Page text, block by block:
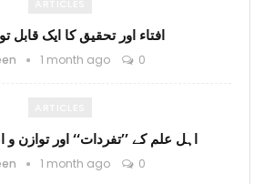
افتاء اور تحقیق کا ایک قابل
1 month ago 0
اہل علم کے ’’تفردات‘‘ اور توازن و
1 month ago 0